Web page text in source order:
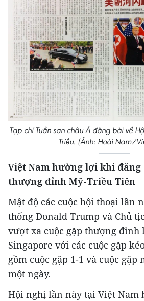
Tạp chí Tuần san châu Á đăng bài về
Triều. (Ảnh: Hoài Nam/
Việt Nam hưởng lợi khi đăng
thượng đỉnh Mỹ-Triều Tiên
Mật độ các cuộc hội thoại lần
thống Donald Trump và Chủ
vượt xa cuộc gặp thượng đỉnh
Singapore với các cuộc gặp
gồm cuộc gặp 1-1 và cuộc
một ngày.
Hội nghị lần này tại Việt Nam